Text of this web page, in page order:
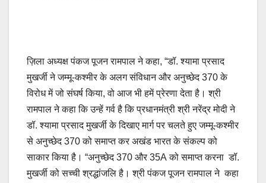
ज़िला अध्यक्ष पंकज पूजन रामपाल ने कहा, “डॉ. श्यामा प्रसाद
मुखर्जी ने जम्मू-कश्मीर के अलग संविधान और अनुच्छेद 370 के
विरोध में जो संघर्ष किया, वो आज भी हमें प्रेरणा देता है। श्री
रामपाल ने कहा कि उन्हें गर्व है कि प्रधानमंत्री श्री नरेंद्र मोदी ने
डॉ. श्यामा प्रसाद मुखर्जी के दिखाए मार्ग पर चलते हुए जम्मू-कश्मीर
से अनुच्छेद 370 को समाप्त कर अखंड भारत के संकल्प को
साकार किया है। “अनुच्छेद 370 और 35A को समाप्त करना डॉ.
मुखर्जी को सच्ची श्रद्धांजलि है। श्री पंकज पूजन रामपाल ने कहा